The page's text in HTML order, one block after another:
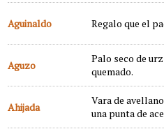
Aguinaldo Regalo que el
Aguzo
Palo seco de
quemado.
Ahijada
Vara de
una punta de